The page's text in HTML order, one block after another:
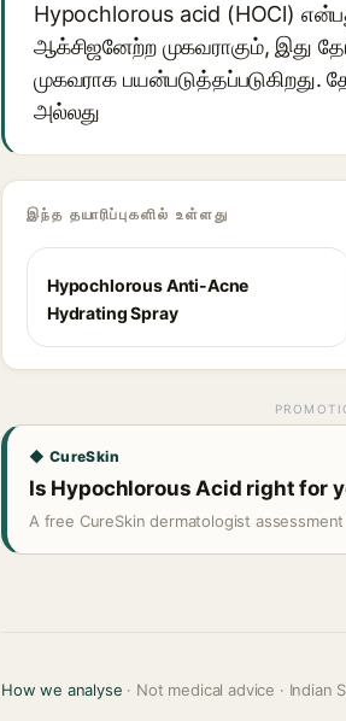
Hypochlorous acid (HOCl)
ஆக்சிஜனேற்ற முகவராகும், இது
முகவராக
அல்லது
இந்த தயாரிப்புகளில் உள்ளது
Hypochlorous Anti-Acne
Hydrating Spray
◆ CureSkin
Is Hypochlorous Acid right for
A free CureSkin dermatologist
How we analyse · Not medical advice · Indian